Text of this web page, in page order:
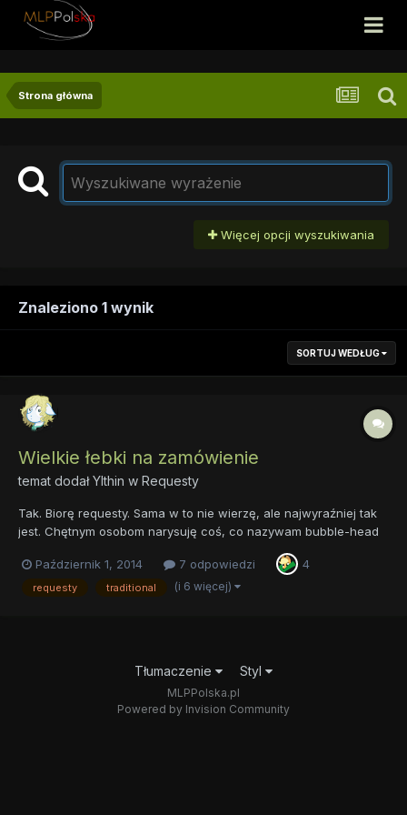
Strona główna
Więcej opcji wyszukiwania
Znaleziono 1 wynik
SORTUJ WEDŁUG
Wielkie łebki na zamówienie
temat dodałYlthin w Requesty
Tak. Biorę requesty. Sama w to nie wierzę, ale najwyraźniej tak
jest. Chętnym osobom narysuję coś, co nazywam bubble-head
za to z mikroskopijną mordką. Przykłady bąbelków: #1 #2 ...a w
kolejce do wrzucenia czeka kilka innych. Mogę...
Październik 1, 2014 7 odpowiedzi 4
requesty traditional (i 6 więcej)
Tłumaczenie Styl
MLPPolska.pl
Powered by Invision Community